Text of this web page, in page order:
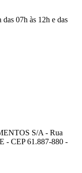
07h às 12h e das
S/A - Rua
- CEP 61.887-880 -